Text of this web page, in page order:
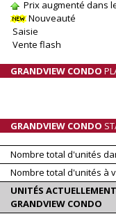
Prix augmenté dans
Nouveauté
Saisie
Vente flash
GRANDVIEW CONDO
GRANDVIEW CONDO
Nombre total d'unités
Nombre total d'unités à
UNITÉS
GRANDVIEW CONDO